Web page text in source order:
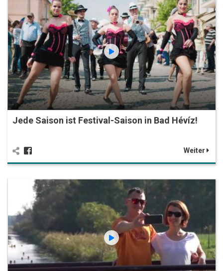
Jede Saison ist Festival-Saison in Bad Hévíz!
Weiter